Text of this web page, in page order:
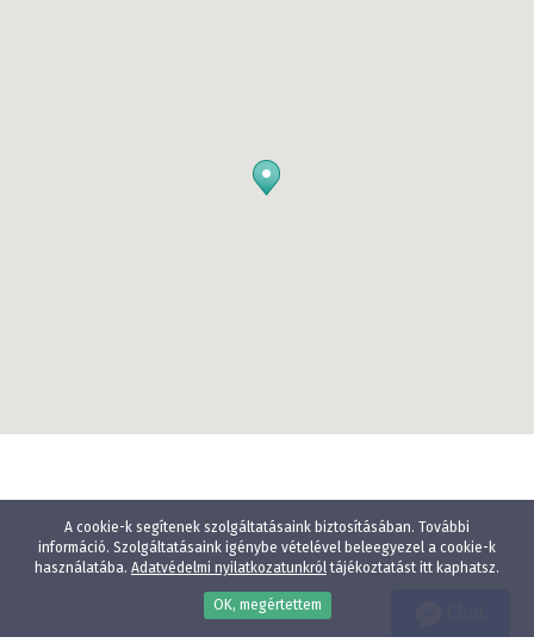
A cookie-k segítenek szolgáltatásaink biztosításában. További
információ. Szolgáltatásaink igénybe vételével beleegyezel a cookie-k
használatába. Adatvédelmi nyilatkozatunkróltájékoztatást itt kaphatsz.
OK, megértettem